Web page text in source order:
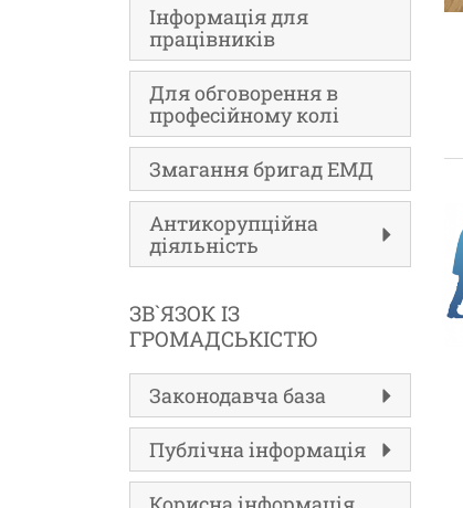
Інформація для
працівників
Для обговорення в
професійному колі
Змагання бригад ЕМД
Антикорупційна
діяльність
ЗВ`ЯЗОК ІЗ
ГРОМАДСЬКІСТЮ
Законодавча база
Публічна інформація